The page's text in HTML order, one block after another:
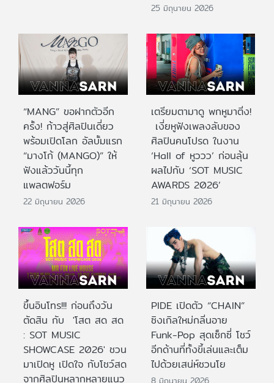
25 มิถุนายน 2026
“MANG” ขอฝากตัวอีก
ครั้ง! ก้าวสู่ศิลปินเดี่ยว
พร้อมเปิดโลก อัลบั้มแรก
“มางโก้ (MANGO)” ให้
ฟังแล้ววันนี้ทุก
แพลตฟอร์ม
22 มิถุนายน 2026
เตรียมตามาดู พกหูมาติ่ง!
เงี่ยหูฟังเพลงลับของ
ศิลปินคนโปรด ในงาน
‘Hall of หูววว’ ก่อนลุ้น
ผลไปกับ ‘SOT MUSIC
AWARDS 2026’
21 มิถุนายน 2026
ขึ้นอินโทร!!! ก่อนถึงวัน
ตัดสิน กับ 'โสต สด สด
: SOT MUSIC
SHOWCASE 2026' ชวน
มาเปิดหู เปิดใจ กับโชว์สด
จากศิลปินหลากหลายแนว
PIDE เปิดตัว “CHAIN”
ซิงเกิลใหม่กลิ่นอาย
Funk-Pop สุดเซ็กซี่ โชว์
อีกด้านที่ทั้งขี้เล่นและเต็ม
ไปด้วยเสน่ห์ชวนโย
8 มิถุนายน 2026